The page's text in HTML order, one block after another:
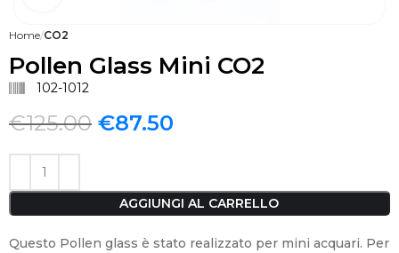
Home CO2
Pollen Glass Mini CO2
102-1012
€125.00 €87.50
AGGIUNGI AL CARRELLO
Questo Pollen glass è stato realizzato per mini acquari. Per